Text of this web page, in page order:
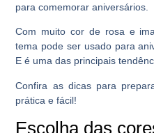
para comemorar aniversários.
Com muito cor de rosa e
tema pode ser usado para
E é uma das principais
Confira as dicas para
prática e fácil!
Escolha das